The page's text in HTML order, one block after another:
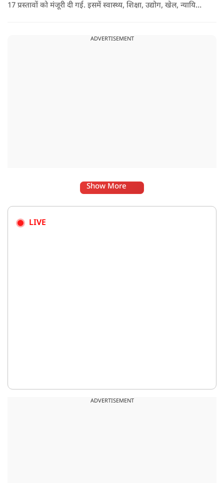
17 प्रस्तावों को मंजूरी दी गई. इसमें स्वास्थ्य, शिक्षा, उद्योग, खेल, न्यायिक
ADVERTISEMENT
Show More
LIVE
ADVERTISEMENT